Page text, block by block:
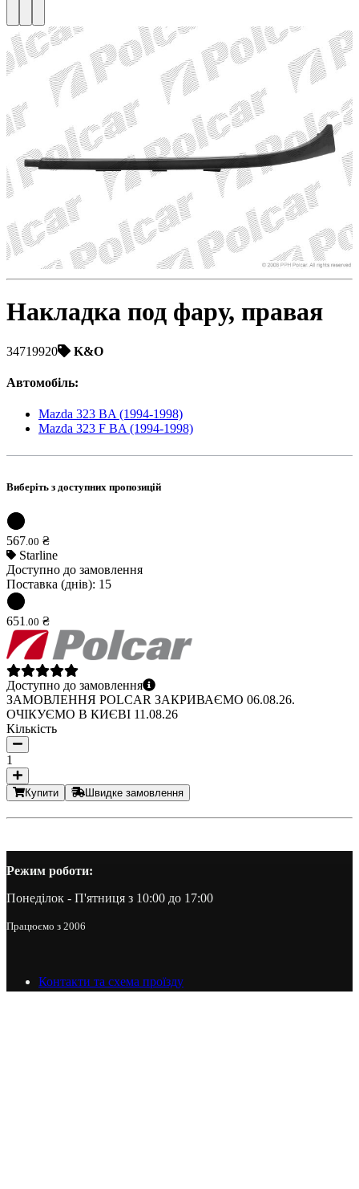
Seat
Skoda
Smart
Ssangyong
Subaru
Tesla
Toyota
Volvo
VW
ZAZ
Накладка под фару, правая
34719920 K&O
Автомобіль:
Mazda 323 BA (1994-1998)
Mazda 323 F BA (1994-1998)
Виберіть з доступних пропозицій
567 00 ₴
Starline
Доступно до замовлення
Поставка (днів): 15
651 00 ₴
Доступно до замовлення
ЗАМОВЛЕННЯ POLCAR ЗАКРИВАЄМО 06.08.26.
ОЧІКУЄМО В КИЄВІ 11.08.26
Кількість
1
Купити Швидке замовлення
Режим роботи:
Понеділок - П'ятниця з 10:00 до 17:00
Працюємо з 2006
Контакти та схема проїзду
Оплата і доставка